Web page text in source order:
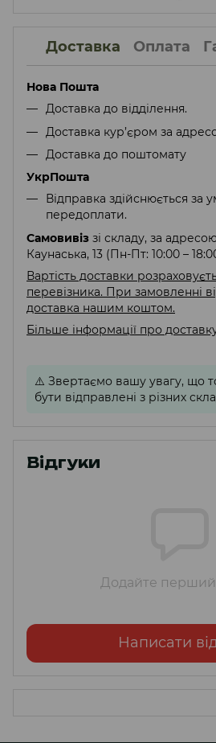
Доставка Оплата
Нова Пошта
Доставка до відділення.
Доставка кур’єром за
Доставка до поштомату
УкрПошта
Відправка здійснюється за
передоплати.
Самовивіз зі складу, за
Каунаська, 13 (Пн-Пт: 10:00 –
Вартість доставки
перевізника. При замовленні
доставка нашим коштом.
Більше інформації про
⚠️ Звертаємо вашу увагу, що
бути відправлені з різних
Відгуки
Додайте перший
Написати